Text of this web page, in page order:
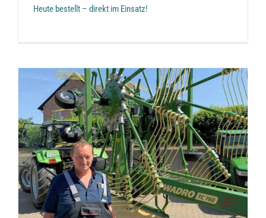
Heute bestellt – direkt im Einsatz!